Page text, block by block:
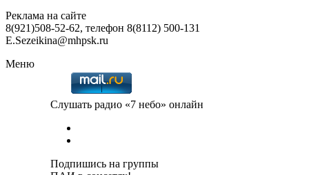
Реклама на сайте
8(921)508-52-62, телефон 8(8112) 500-131
E.Sezeikina@mhpsk.ru
Меню
Слушать радио «7 небо» онлайн
Подпишись на группы